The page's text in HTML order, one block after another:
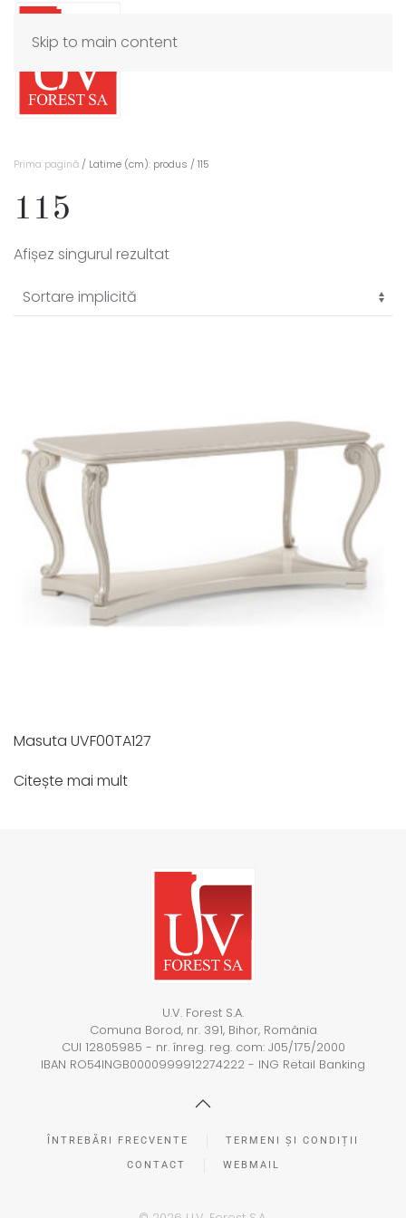
Skip to main content
Prima pagină / Latime (cm): produs / 115
115
Afișez singurul rezultat
Masuta UVF00TA127
Citește mai mult
U.V. Forest S.A.
Comuna Borod, nr. 391, Bihor, România
CUI 12805985 - nr. înreg. reg. com: J05/175/2000
IBAN RO54INGB0000999912274222 - ING Retail Banking
ÎNTREBĂRI FRECVENTE TERMENI ȘI CONDIȚII
CONTACT WEBMAIL